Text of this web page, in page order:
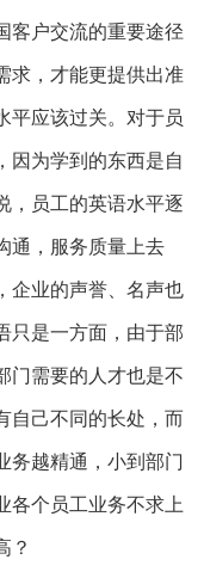
客户交流的重要途径
求，才能更提供出准
平应该过关。对于员
因为学到的东西是自
，员工的英语水平逐
通，服务质量上去
企业的声誉、名声也
只是一方面，由于部
门需要的人才也是不
自己不同的长处，而
务越精通，小到部门
各个员工业务不求上
？